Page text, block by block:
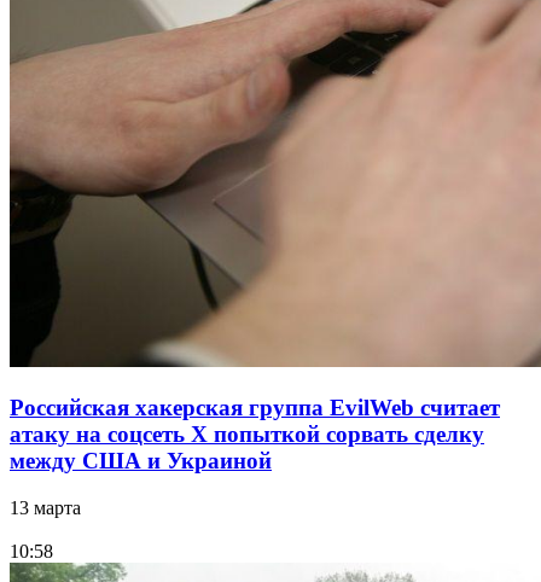
Российская хакерская группа EvilWeb считает
атаку на соцсеть Х попыткой сорвать сделку
между США и Украиной
13 марта
10:58